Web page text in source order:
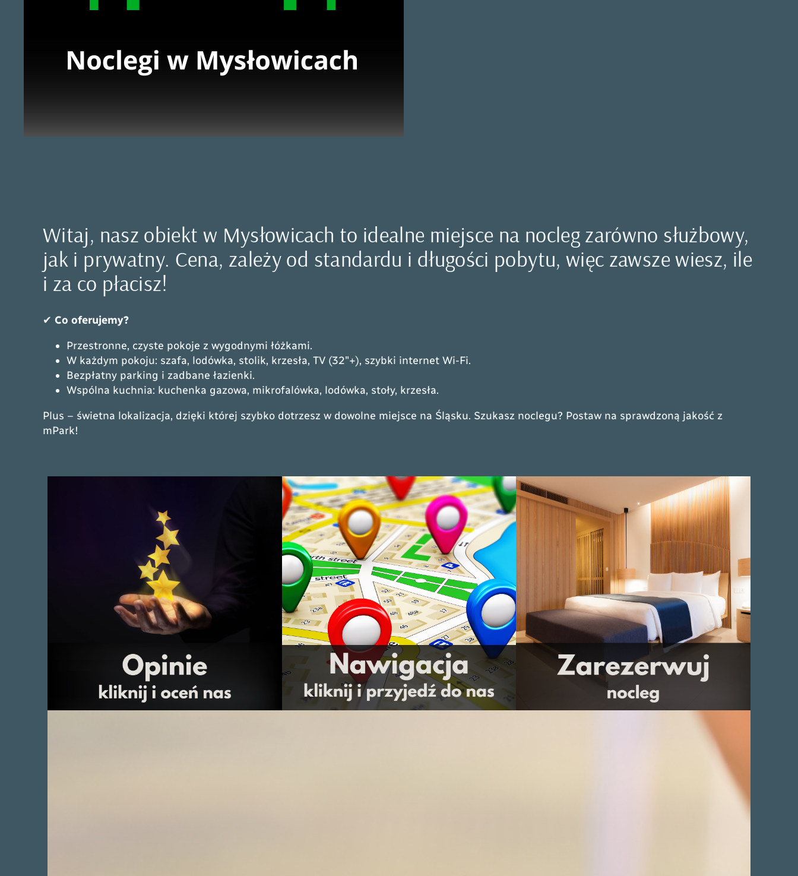
Witaj, nasz obiekt w Mysłowicach to idealne miejsce na nocleg zarówno służbowy,
jak i prywatny. Cena, zależy od standardu i długości pobytu, więc zawsze wiesz, ile
i za co płacisz!
✔ Co oferujemy?
Przestronne, czyste pokoje z wygodnymi łóżkami.
W każdym pokoju: szafa, lodówka, stolik, krzesła, TV (32″+), szybki internet Wi-Fi.
Bezpłatny parking i zadbane łazienki.
Wspólna kuchnia: kuchenka gazowa, mikrofalówka, lodówka, stoły, krzesła.
Plus – świetna lokalizacja, dzięki której szybko dotrzesz w dowolne miejsce na Śląsku. Szukasz noclegu? Postaw na sprawdzoną jakość z
mPark!